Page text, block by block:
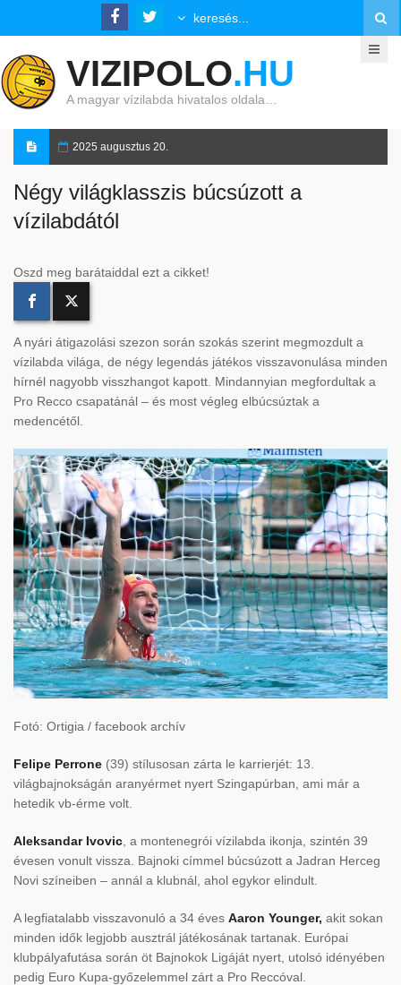
VIZIPOLO.HU
A magyar vízilabda hivatalos oldala…
2025 augusztus 20.
Négy világklasszis búcsúzott a
vízilabdától
Oszd meg barátaiddal ezt a cikket!
A nyári átigazolási szezon során szokás szerint megmozdult a
vízilabda világa, de négy legendás játékos visszavonulása minden
hírnél nagyobb visszhangot kapott. Mindannyian megfordultak a
Pro Recco csapatánál – és most végleg elbúcsúztak a
medencétől.
Fotó: Ortigia / facebook archív
Felipe Perrone (39) stílusosan zárta le karrierjét: 13.
világbajnokságán aranyérmet nyert Szingapúrban, ami már a
hetedik vb-érme volt.
Aleksandar Ivovic , a montenegrói vízilabda ikonja, szintén 39
évesen vonult vissza. Bajnoki címmel búcsúzott a Jadran Herceg
Novi színeiben – annál a klubnál, ahol egykor elindult.
A legfiatalabb visszavonuló a 34 éves Aaron Younger, akit sokan
minden idők legjobb ausztrál játékosának tartanak. Európai
klubpályafutása során öt Bajnokok Ligáját nyert, utolsó idényében
pedig Euro Kupa-győzelemmel zárt a Pro Reccóval.